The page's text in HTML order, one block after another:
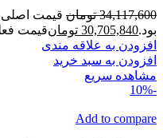
34,117,600 تومان
بود.30,705,840 تومانقیمت فعلی 30,705,840
افزودن به علاقه مندی
افزودن به سبد خرید
مشاهده سریع
-10%
Add to compare